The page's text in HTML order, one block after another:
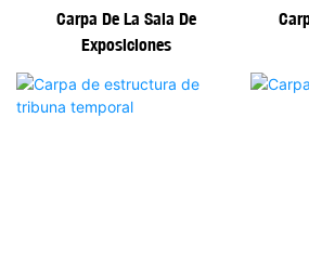
Carpa De La Sala De
Exposiciones